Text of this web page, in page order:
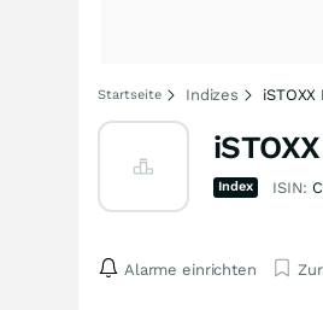
Startseite Indizes
Index ISIN:
Alarme einrichten